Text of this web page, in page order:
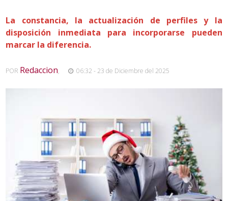
La constancia, la actualización de perfiles y la
disposición inmediata para incorporarse pueden
marcar la diferencia.
POR Redaccion, 06:32 - 23 de Diciembre del 2025